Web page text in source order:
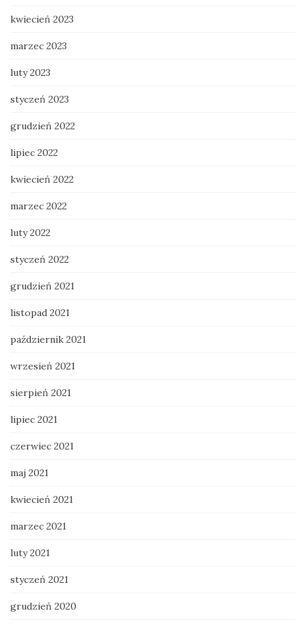
kwiecień 2023
marzec 2023
luty 2023
styczeń 2023
grudzień 2022
lipiec 2022
kwiecień 2022
marzec 2022
luty 2022
styczeń 2022
grudzień 2021
listopad 2021
październik 2021
wrzesień 2021
sierpień 2021
lipiec 2021
czerwiec 2021
maj 2021
kwiecień 2021
marzec 2021
luty 2021
styczeń 2021
grudzień 2020